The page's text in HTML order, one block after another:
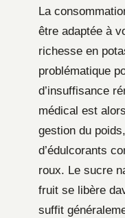
La
être adaptée à
richesse en
problématique
d’insuffisance
médical est
gestion du
d’édulcorants
roux. Le sucre
fruit se libère
suffit